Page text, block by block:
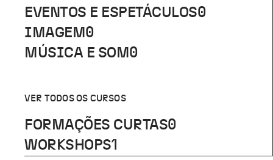
EVENTOS E ESPETÁCULOS0
IMAGEM 0
MÚSICA E SOM 0
VER TODOS OS CURSOS
FORMAÇÕES CURTAS0
WORKSHOPS1